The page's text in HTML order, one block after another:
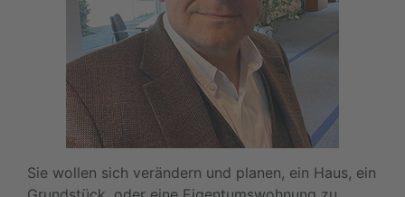
Sie wollen sich verändern und planen, ein Haus, ein